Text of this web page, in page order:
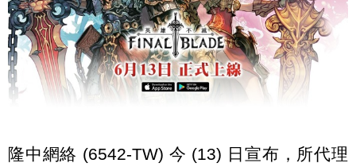
隆中網絡 (6542-TW) 今 (13) 日宣布，所代理